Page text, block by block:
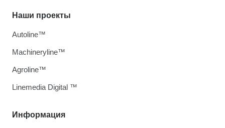
Информация
Наши проекты
Autoline™
Machineryline™
Agroline™
Linemedia Digital ™